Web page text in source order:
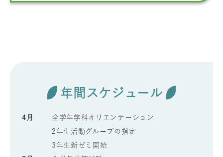
年間スケジュール
4月
全学年学科オリエンテーション
2年生活動グループの指定
3年生新ゼミ開始